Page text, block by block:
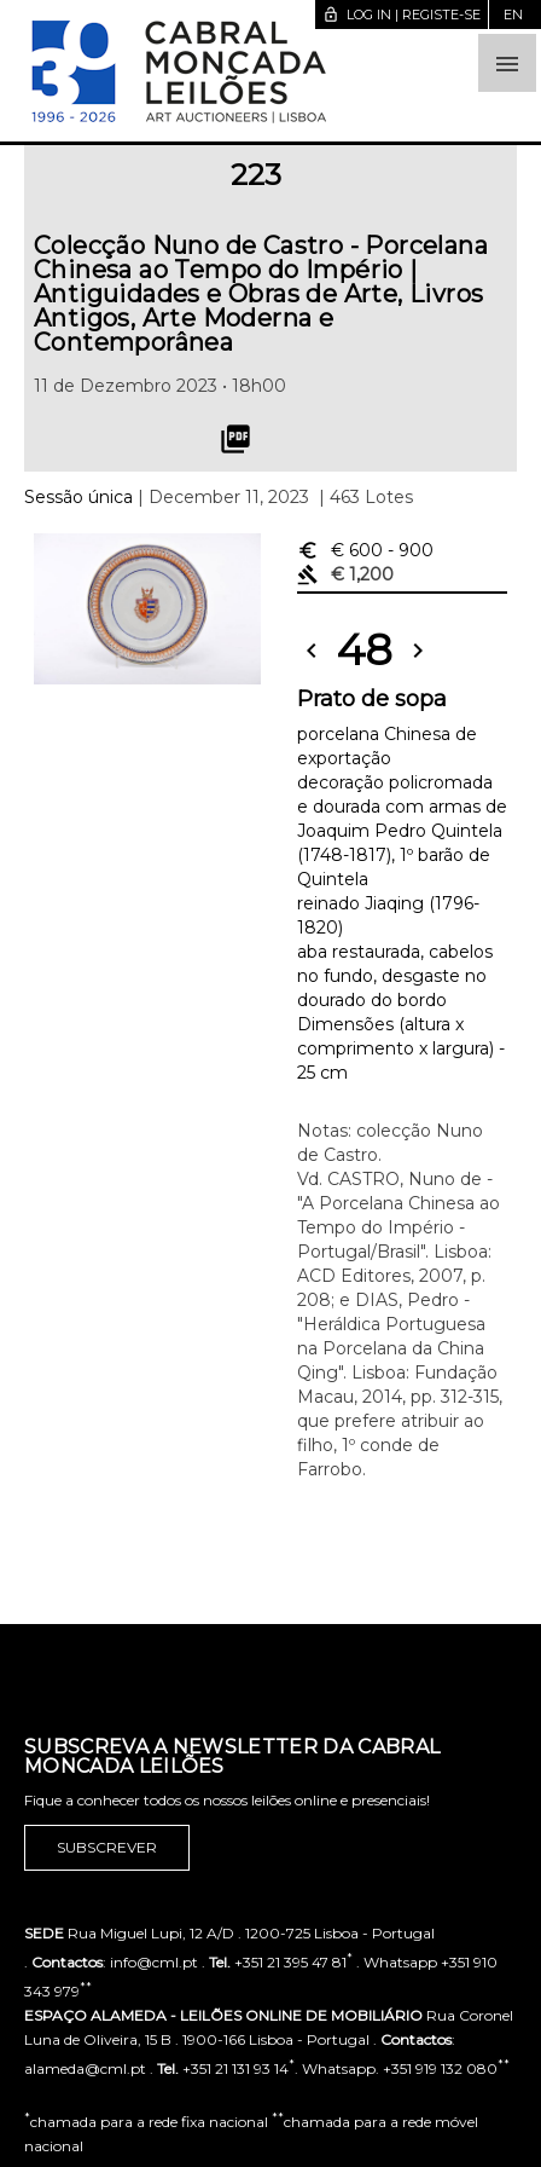

lock_open LOG IN | REGISTE-SE EN
223
Colecção Nuno de Castro - Porcelana
Chinesa ao Tempo do Império |
Antiguidades e Obras de Arte, Livros
Antigos, Arte Moderna e
Contemporânea
11 de Dezembro 2023 • 18h00
picture_as_pdf
Sessão única | December 11, 2023 | 463 Lotes
euro_symbol € 600 - 900
gavel
€ 1,200
chevron_left 48 chevron_right
Prato de sopa
porcelana Chinesa de
exportação
decoração policromada
e dourada com armas de
Joaquim Pedro Quintela
(1748-1817), 1º barão de
Quintela
reinado Jiaqing (1796-
1820)
aba restaurada, cabelos
no fundo, desgaste no
dourado do bordo
Dimensões (altura x
comprimento x largura) -
25 cm
Notas: colecção Nuno
de Castro.
Vd. CASTRO, Nuno de -
"A Porcelana Chinesa ao
Tempo do Império -
Portugal/Brasil". Lisboa:
ACD Editores, 2007, p.
208; e DIAS, Pedro -
"Heráldica Portuguesa
na Porcelana da China
Qing". Lisboa: Fundação
Macau, 2014, pp. 312-315,
que prefere atribuir ao
filho, 1º conde de
Farrobo.
SUBSCREVA A NEWSLETTER DA CABRAL
MONCADA LEILÕES
Fique a conhecer todos os nossos leilões online e presenciais!
SUBSCREVER
SEDE Rua Miguel Lupi, 12 A/D . 1200-725 Lisboa - Portugal
Contactos: info@cml.pt . Tel. +351 21 395 47 81* . Whatsapp +351 910
343 979**
ESPAÇO ALAMEDA - LEILÕES ONLINE DE MOBILIÁRIO Rua Coronel
Luna de Oliveira, 15 B . 1900-166 Lisboa - Portugal . Contactos:
alameda@cml.pt . Tel. +351 21 131 93 14* . Whatsapp. +351 919 132 080**
*chamada para a rede fixa nacional **chamada para a rede móvel
nacional